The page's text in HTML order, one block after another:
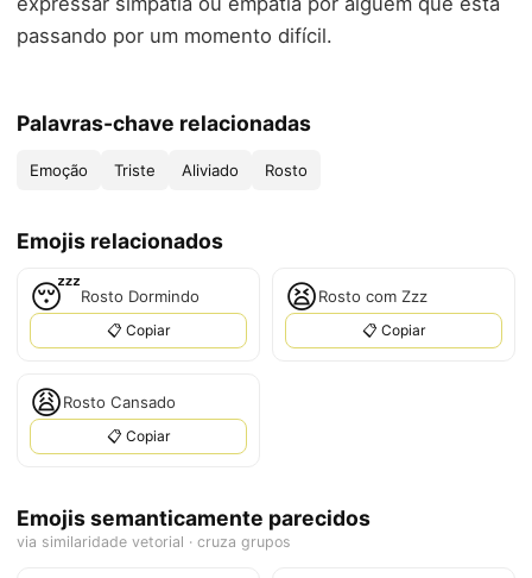
passando por um momento difícil.
Palavras-chave relacionadas
Emoção Triste Aliviado Rosto
Emojis relacionados
😴Rosto Dormindo
📋 Copiar
😫Rosto com Zzz
📋 Copiar
😩Rosto Cansado
📋 Copiar
Emojis semanticamente parecidos
via similaridade vetorial · cruza grupos